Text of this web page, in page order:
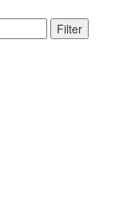
Filter